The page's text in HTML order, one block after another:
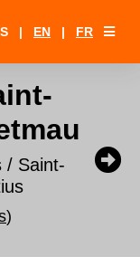
| EN | FR
/ Saint-
)